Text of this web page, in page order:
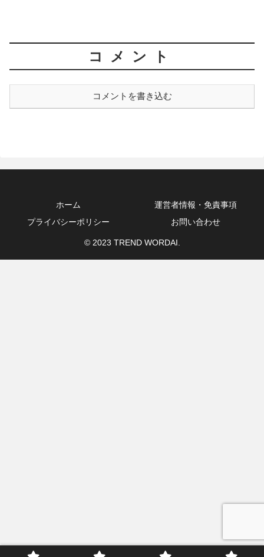
コメント
コメントを書き込む
ホーム
運営者情報・免責事項
プライバシーポリシー
お問い合わせ
© 2023 TREND WORDAI.